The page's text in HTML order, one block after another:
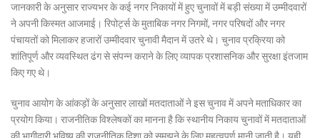
जानकारी के अनुसार राज्यभर के कई नगर निकायों में हुए चुनावों में बड़ी संख्या में उम्मीदवारों
ने अपनी किस्मत आजमाई। रिपोर्ट्स के मुताबिक नगर निगमों, नगर परिषदों और नगर
पंचायतों को मिलाकर हजारों उम्मीदवार चुनावी मैदान में उतरे थे। चुनाव प्रक्रिया को
शांतिपूर्ण और व्यवस्थित ढंग से संपन्न कराने के लिए व्यापक प्रशासनिक और सुरक्षा इंतजाम
किए गए थे।
चुनाव आयोग के आंकड़ों के अनुसार लाखों मतदाताओं ने इस चुनाव में अपने मताधिकार का
प्रयोग किया। राजनीतिक विश्लेषकों का मानना है कि स्थानीय निकाय चुनावों में मतदाताओं
की भागीदारी भविष्य की राजनीतिक दिशा को समझने के लिए महत्वपूर्ण मानी जाती है। यही